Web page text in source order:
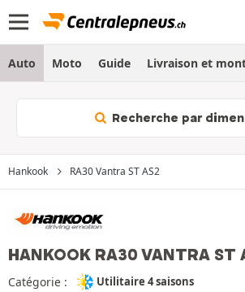
Auto Moto Guide Livraison et
Recherche par
Hankook RA30 Vantra ST AS2
HANKOOK RA30 VANTRA ST
Catégorie : Utilitaire 4 saisons